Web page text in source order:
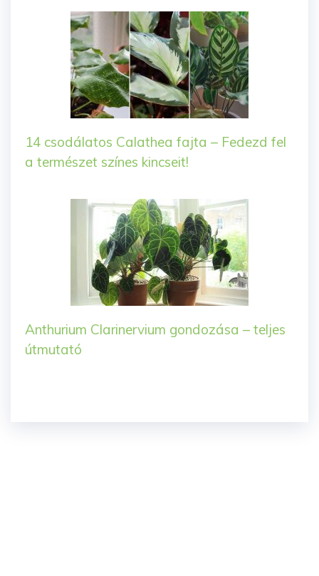
14 csodálatos Calathea fajta – Fedezd fel
a természet színes kincseit!
Anthurium Clarinervium gondozása – teljes
útmutató